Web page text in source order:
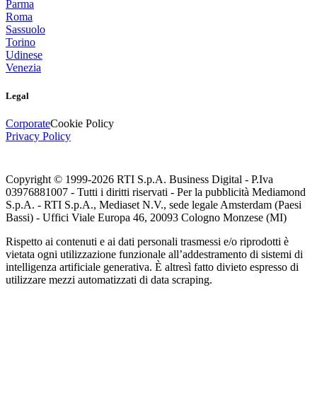
Parma
Roma
Sassuolo
Torino
Udinese
Venezia
Legal
CorporateCookie Policy
Privacy Policy
Copyright © 1999-2026 RTI S.p.A. Business Digital - P.Iva
03976881007 - Tutti i diritti riservati - Per la pubblicità Mediamond
S.p.A. - RTI S.p.A., Mediaset N.V., sede legale Amsterdam (Paesi
Bassi) - Uffici Viale Europa 46, 20093 Cologno Monzese (MI)
Rispetto ai contenuti e ai dati personali trasmessi e/o riprodotti è
vietata ogni utilizzazione funzionale all’addestramento di sistemi di
intelligenza artificiale generativa. È altresì fatto divieto espresso di
utilizzare mezzi automatizzati di data scraping.